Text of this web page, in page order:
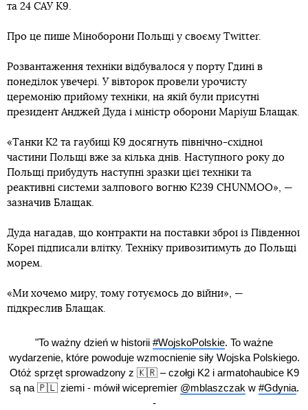
та 24 САУ K9.
Про це пише Міноборони Польщі у своєму Twitter.
Розвантаження техніки відбувалося у порту Гдині в
понеділок увечері. У вівторок провели урочисту
церемонію прийому техніки, на якій були присутні
президент Анджей Дуда і міністр оборони Маріуш Блащак.
«Танки К2 та гаубиці К9 досягнуть північно-східної
частини Польщі вже за кілька днів. Наступного року до
Польщі прибудуть наступні зразки цієї техніки та
реактивні системи залпового вогню К239 CHUNMOO», —
зазначив Блащак.
Дуда нагадав, що контракти на поставки зброї із Південної
Кореї підписали влітку. Техніку привозитимуть до Польщі
морем.
«Ми хочемо миру, тому готуємось до війни», —
підкреслив Блащак.
"To ważny dzień w historii #WojskoPolskie. To ważne
wydarzenie, które powoduje wzmocnienie siły Wojska Polskiego.
Otóż sprzęt sprowadzony z 🇰🇷 – czołgi K2 i armatohaubice K9
są na 🇵🇱 ziemi - mówił wicepremier @mblaszczak w #Gdynia.
-